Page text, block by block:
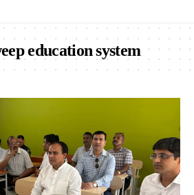
education system